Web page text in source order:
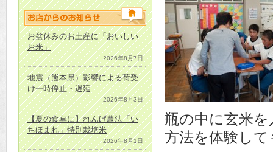
お盆休みのお土産に「おいしい
お米」
2026年8月7日
地震（熊本県）影響による荷受
け一時停止・遅延
2026年8月3日
【夏の食卓に】れんげ農法「い
ちほまれ」特別栽培米
2026年8月1日
瓶の中に玄米
方法を体験し